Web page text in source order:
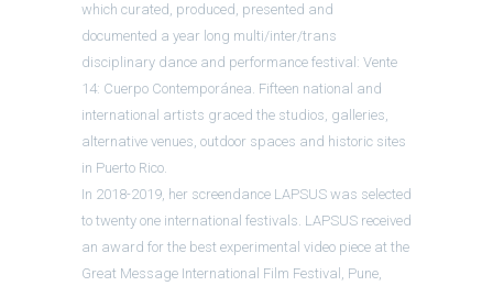
which curated, produced, presented and
documented a year long multi/inter/trans
disciplinary dance and performance festival: Vente
14: Cuerpo Contemporánea. Fifteen national and
international artists graced the studios, galleries,
alternative venues, outdoor spaces and historic sites
in Puerto Rico.
In 2018-2019, her screendance LAPSUS was selected
to twenty one international festivals. LAPSUS received
an award for the best experimental video piece at the
Great Message International Film Festival, Pune,